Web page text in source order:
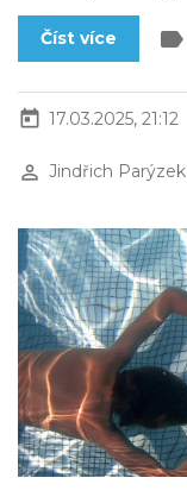
Číst více label
today 17.03.2025, 21:12
perm_identity Jindřich Parýzek